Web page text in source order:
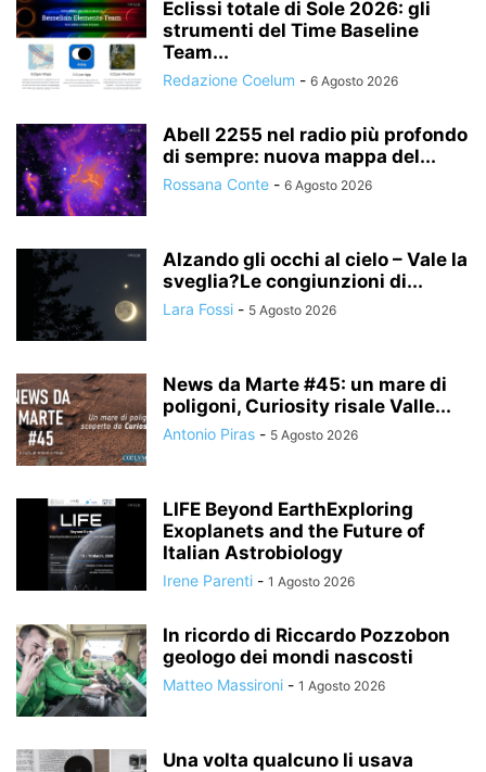
Eclissi totale di Sole 2026: gli
strumenti del Time Baseline
Team...
Redazione Coelum - 6 Agosto 2026
Abell 2255 nel radio più profondo
di sempre: nuova mappa del...
Rossana Conte - 6 Agosto 2026
Alzando gli occhi al cielo – Vale la
sveglia?Le congiunzioni di...
Lara Fossi - 5 Agosto 2026
News da Marte #45: un mare di
poligoni, Curiosity risale Valle...
Antonio Piras - 5 Agosto 2026
LIFE Beyond EarthExploring
Exoplanets and the Future of
Italian Astrobiology
Irene Parenti - 1 Agosto 2026
In ricordo di Riccardo Pozzobon
geologo dei mondi nascosti
Matteo Massironi - 1 Agosto 2026
Una volta qualcuno li usava